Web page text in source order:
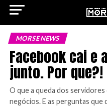
MORSE NEWS
Facebook cai e
junto. Por que?!
O que a queda dos
negócios. E as perguntas que